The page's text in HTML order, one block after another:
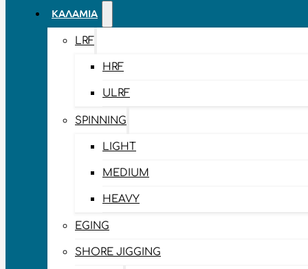
ΚΑΛΆΜΙΑ
LRF
HRF
ULRF
SPINNING
LIGHT
MEDIUM
HEAVY
EGING
SHORE JIGGING